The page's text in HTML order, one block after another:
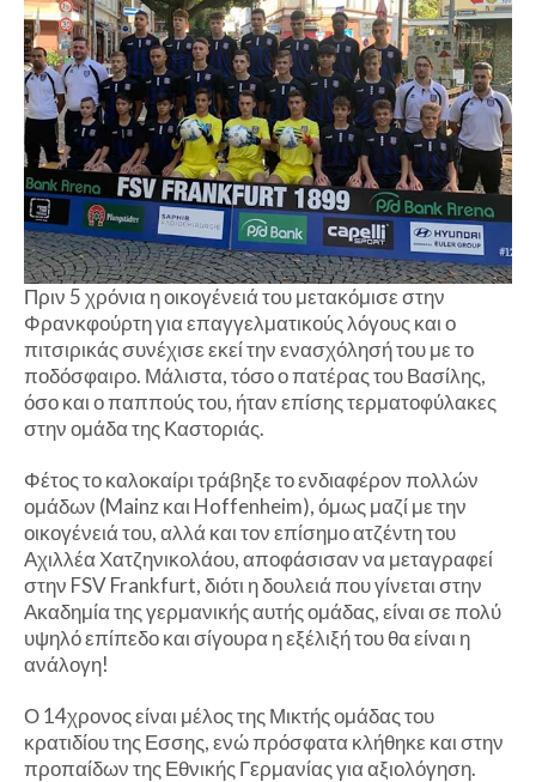
Πριν 5 χρόνια η οικογένειά του μετακόμισε στην
Φρανκφούρτη για επαγγελματικούς λόγους και ο
πιτσιρικάς συνέχισε εκεί την ενασχόλησή του με το
ποδόσφαιρο. Μάλιστα, τόσο ο πατέρας του Βασίλης,
όσο και ο παππούς του, ήταν επίσης τερματοφύλακες
στην ομάδα της Καστοριάς.
Φέτος το καλοκαίρι τράβηξε το ενδιαφέρον πολλών
ομάδων (Mainz και Hoffenheim), όμως μαζί με την
οικογένειά του, αλλά και τον επίσημο ατζέντη του
Αχιλλέα Χατζηνικολάου, αποφάσισαν να μεταγραφεί
στην FSV Frankfurt, διότι η δουλειά που γίνεται στην
Ακαδημία της γερμανικής αυτής ομάδας, είναι σε πολύ
υψηλό επίπεδο και σίγουρα η εξέλιξή του θα είναι η
ανάλογη!
Ο 14χρονος είναι μέλος της Μικτής ομάδας του
κρατιδίου της Εσσης, ενώ πρόσφατα κλήθηκε και στην
προπαίδων της Εθνικής Γερμανίας για αξιολόγηση.